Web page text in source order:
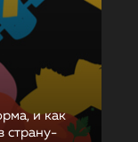
и как
страну-